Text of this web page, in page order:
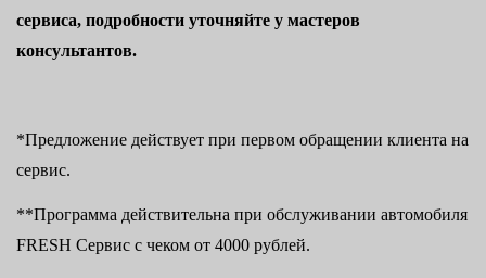
сервиса, подробности уточняйте у мастеров
консультантов.
*Предложение действует при первом обращении клиента на
сервис.
**Программа действительна при обслуживании автомобиля
FRESH Сервис с чеком от 4000 рублей.